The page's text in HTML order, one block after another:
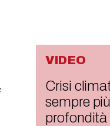
VIDEO
Crisi
sempre
profondità